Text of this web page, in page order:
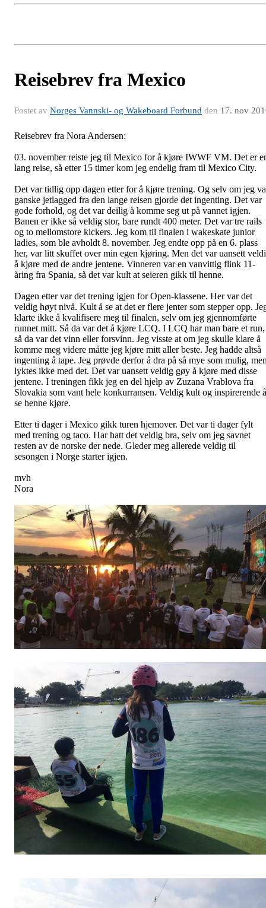
Reisebrev fra Mexico
Postet av Norges Vannski- og Wakeboard Forbund den 17. nov
Reisebrev fra Nora Andersen:
03. november reiste jeg til Mexico for å kjøre IWWF VM. Det er
lang reise, så etter 15 timer kom jeg endelig fram til Mexico City.
Det var tidlig opp dagen etter for å kjøre trening. Og selv om jeg
ganske jetlagged fra den lange reisen gjorde det ingenting. Det var
gode forhold, og det var deilig å komme seg ut på vannet igjen.
Banen er ikke så veldig stor, bare rundt 400 meter. Det var tre rails
og to mellomstore kickers. Jeg kom til finalen i wakeskate junior
ladies, som ble avholdt 8. november. Jeg endte opp på en 6. plass
her, var litt skuffet over min egen kjøring. Men det var uansett
å kjøre med de andre jentene. Vinneren var en vanvittig flink 11-
åring fra Spania, så det var kult at seieren gikk til henne.
Dagen etter var det trening igjen for Open-klassene. Her var det
veldig høyt nivå. Kult å se at det er flere jenter som stepper opp.
klarte ikke å kvalifisere meg til finalen, selv om jeg gjennomførte
runnet mitt. Så da var det å kjøre LCQ. I LCQ har man bare et run,
så da var det vinn eller forsvinn. Jeg visste at om jeg skulle klare å
komme meg videre måtte jeg kjøre mitt aller beste. Jeg hadde altså
ingenting å tape. Jeg prøvde derfor å dra på så mye som mulig,
lyktes ikke med det. Det var uansett veldig gøy å kjøre med disse
jentene. I treningen fikk jeg en del hjelp av Zuzana Vrablova fra
Slovakia som vant hele konkurransen. Veldig kult og inspirerende å
se henne kjøre.
Etter ti dager i Mexico gikk turen hjemover. Det var ti dager fylt
med trening og taco. Har hatt det veldig bra, selv om jeg savnet
resten av de norske der nede. Gleder meg allerede veldig til
sesongen i Norge starter igjen.
mvh
Nora